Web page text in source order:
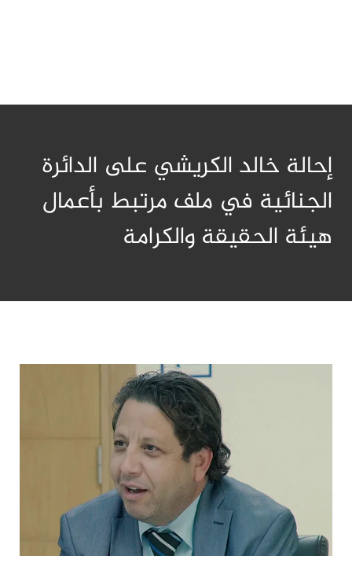
إحالة خالد الكريشي على الدائرة
الجنائية في ملف مرتبط بأعمال
هيئة الحقيقة والكرامة